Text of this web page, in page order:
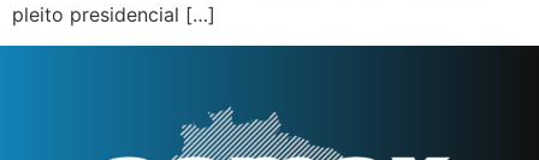
pleito presidencial […]